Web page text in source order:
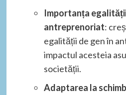
Importanța
antreprenoriat:
egalității de gen în
impactul acesteia
societății.
Adaptarea la